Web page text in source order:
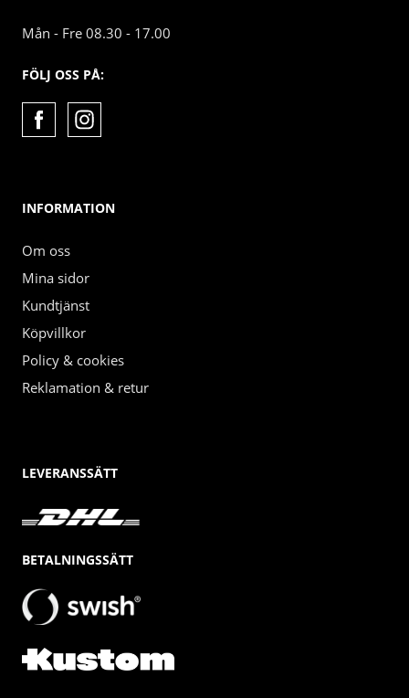
Mån - Fre 08.30 - 17.00
FÖLJ OSS PÅ:
INFORMATION
Om oss
Mina sidor
Kundtjänst
Köpvillkor
Policy & cookies
Reklamation & retur
LEVERANSSÄTT
BETALNINGSSÄTT